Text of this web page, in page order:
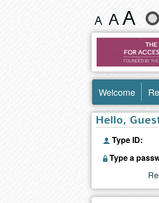
Change
text
and
color
Welcome
Hello,
Type ID:
Type a